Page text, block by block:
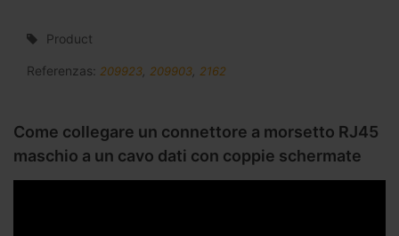
Product
Referenzas: 209923, 209903, 2162
Come collegare un connettore a morsetto RJ45
maschio a un cavo dati con coppie schermate